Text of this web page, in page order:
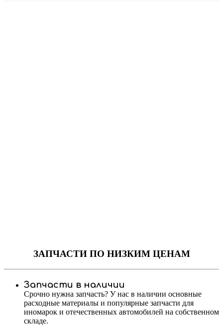
ЗАПЧАСТИПО НИЗКИМ ЦЕНАМ
Запчасти в наличии
Срочно нужна запчасть? У нас в наличии основные
расходные материалы и популярные запчасти для
иномарок и отечественных автомобилей на собственном
складе.